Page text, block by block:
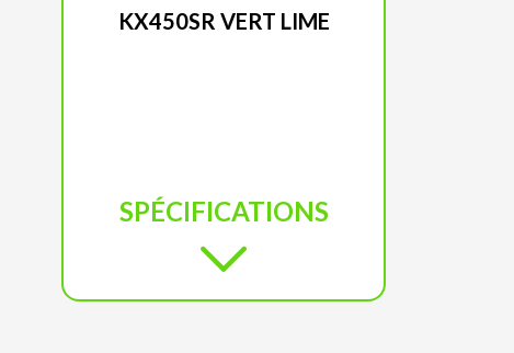
KX450SR VERT LIME
SPÉCIFICATIONS